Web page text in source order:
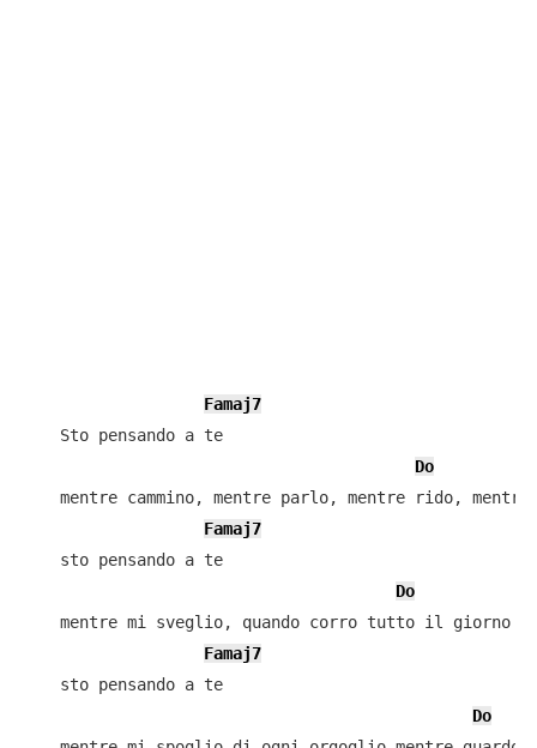
Famaj7
    Sto pensando a te
Do
mentre cammino, mentre parlo, mentre rido, mentre
Famaj7
    sto pensando a te
Do
    mentre mi sveglio, quando corro tutto il giorno
Famaj7
    sto pensando a te
Do